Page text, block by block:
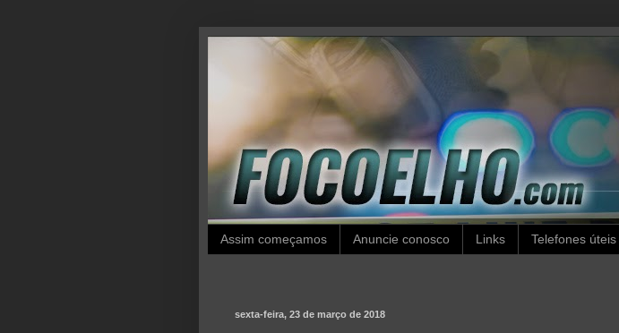
Assim começamos Anuncie conosco Links Telefones úteis
sexta-feira, 23 de março de 2018